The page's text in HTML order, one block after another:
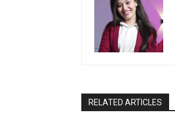
RELATED ARTICLES